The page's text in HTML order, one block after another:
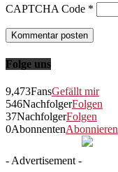
CAPTCHA Code *
Folge uns
9,473FansGefällt mir
546NachfolgerFolgen
37NachfolgerFolgen
0AbonnentenAbonnieren
- Advertisement -